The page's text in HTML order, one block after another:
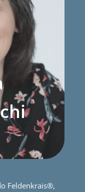
Feldenkrais®,